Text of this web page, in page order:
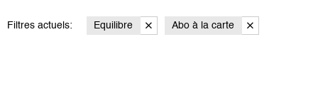
Filtres actuels: Equilibre Abo à la carte